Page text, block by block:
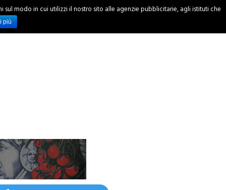
INCHIESTE
modo in cui utilizzi il nostro sito alle agenzie pubblicitarie, agli istituti che
più